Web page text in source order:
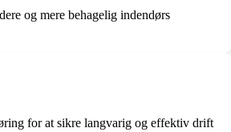
og mere behagelig indendørs
for at sikre langvarig og effektiv drift